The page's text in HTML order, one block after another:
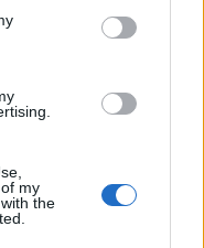
my
the
Palotája
1, a Kuolema-